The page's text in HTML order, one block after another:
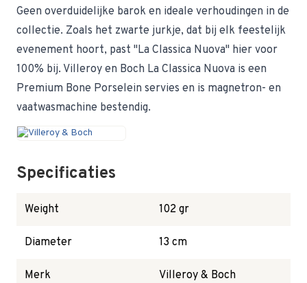
Geen overduidelijke barok en ideale verhoudingen in de
collectie. Zoals het zwarte jurkje, dat bij elk feestelijk
evenement hoort, past "La Classica Nuova" hier voor
100% bij. Villeroy en Boch La Classica Nuova is een
Premium Bone Porselein servies en is magnetron- en
vaatwasmachine bestendig.
Specificaties
Weight 102 gr
Diameter 13 cm
Merk Villeroy & Boch